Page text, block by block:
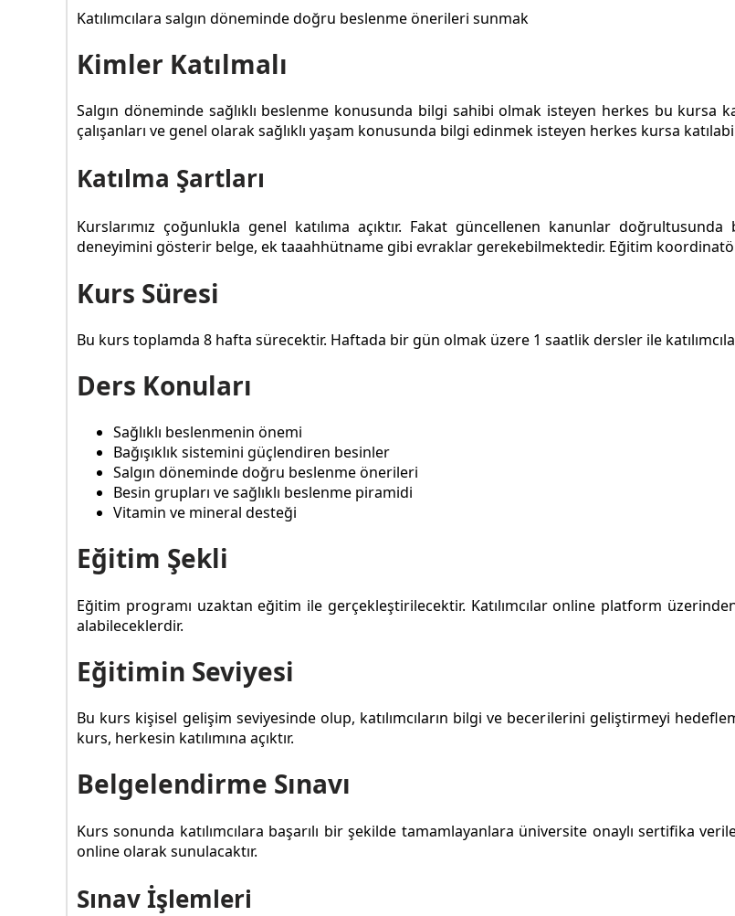
Katılımcılara salgın döneminde doğru beslenme önerileri sunmak
Kimler Katılmalı
Salgın döneminde sağlıklı beslenme konusunda bilgi sahibi olmak isteyen herkes bu kursa
çalışanları ve genel olarak sağlıklı yaşam konusunda bilgi edinmek isteyen herkes kursa
Katılma Şartları
Kurslarımız çoğunlukla genel katılıma açıktır. Fakat güncellenen kanunlar
deneyimini gösterir belge, ek taaahhütname gibi evraklar gerekebilmektedir. Eğitim
Kurs Süresi
Bu kurs toplamda 8 hafta sürecektir. Haftada bir gün olmak üzere 1 saatlik dersler ile
Ders Konuları
Sağlıklı beslenmenin önemi
Bağışıklık sistemini güçlendiren besinler
Salgın döneminde doğru beslenme önerileri
Besin grupları ve sağlıklı beslenme piramidi
Vitamin ve mineral desteği
Eğitim Şekli
Eğitim programı uzaktan eğitim ile gerçekleştirilecektir. Katılımcılar online platform
alabileceklerdir.
Eğitimin Seviyesi
Bu kurs kişisel gelişim seviyesinde olup, katılımcıların bilgi ve becerilerini geliştirmeyi
kurs, herkesin katılımına açıktır.
Belgelendirme Sınavı
Kurs sonunda katılımcılara başarılı bir şekilde tamamlayanlara üniversite onaylı sertifika
online olarak sunulacaktır.
Sınav İşlemleri